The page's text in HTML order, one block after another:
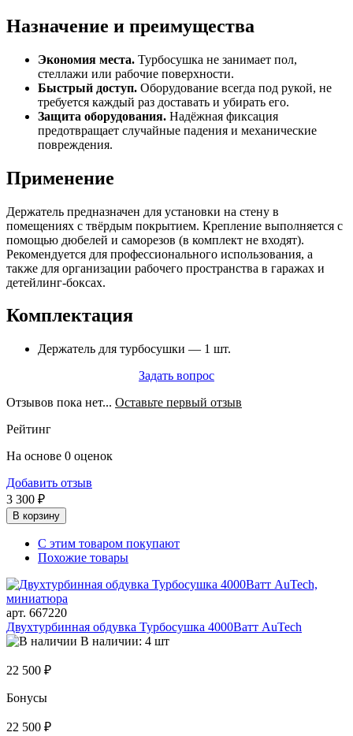
Назначение и преимущества
Экономия места. Турбосушка не занимает пол,
стеллажи или рабочие поверхности.
Быстрый доступ. Оборудование всегда под рукой, не
требуется каждый раз доставать и убирать его.
Защита оборудования. Надёжная фиксация
предотвращает случайные падения и механические
повреждения.
Применение
Держатель предназначен для установки на стену в
помещениях с твёрдым покрытием. Крепление выполняется с
помощью дюбелей и саморезов (в комплект не входят).
Рекомендуется для профессионального использования, а
также для организации рабочего пространства в гаражах и
детейлинг-боксах.
Комплектация
Держатель для турбосушки — 1 шт.
Задать вопрос
Отзывов пока нет... Оставьте первый отзыв
Рейтинг
На основе 0 оценок
Добавить отзыв
3 300 ₽
В корзину
С этим товаром покупают
Похожие товары
арт. 667220
Двухтурбинная обдувка Турбосушка 4000Ватт AuTech
В наличии: 4 шт
22 500 ₽
Бонусы
22 500 ₽